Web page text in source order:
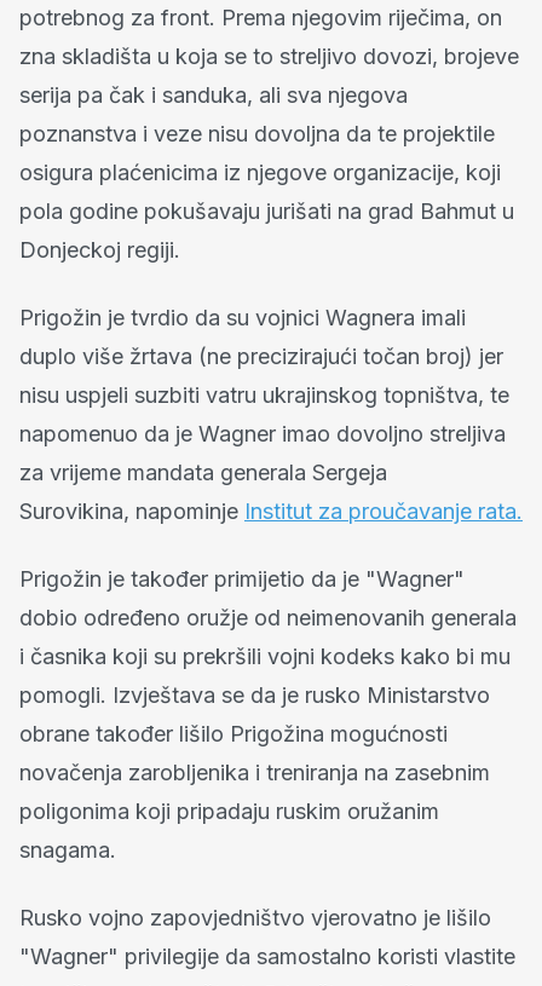
potrebnog za front. Prema njegovim riječima, on
zna skladišta u koja se to streljivo dovozi, brojeve
serija pa čak i sanduka, ali sva njegova
poznanstva i veze nisu dovoljna da te projektile
osigura plaćenicima iz njegove organizacije, koji
pola godine pokušavaju jurišati na grad Bahmut u
Donjeckoj regiji.
Prigožin je tvrdio da su vojnici Wagnera imali
duplo više žrtava (ne precizirajući točan broj) jer
nisu uspjeli suzbiti vatru ukrajinskog topništva, te
napomenuo da je Wagner imao dovoljno streljiva
za vrijeme mandata generala Sergeja
Surovikina, napominje Institut za proučavanje rata.
Prigožin je također primijetio da je "Wagner"
dobio određeno oružje od neimenovanih generala
i časnika koji su prekršili vojni kodeks kako bi mu
pomogli. Izvještava se da je rusko Ministarstvo
obrane također lišilo Prigožina mogućnosti
novačenja zarobljenika i treniranja na zasebnim
poligonima koji pripadaju ruskim oružanim
snagama.
Rusko vojno zapovjedništvo vjerovatno je lišilo
"Wagner" privilegije da samostalno koristi vlastite